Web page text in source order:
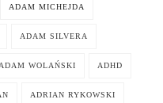
ADAM MICHEJDA
ADAM SILVERA
ADAM WOLAŃSKI ADHD
ADRIAN RYKOWSKI